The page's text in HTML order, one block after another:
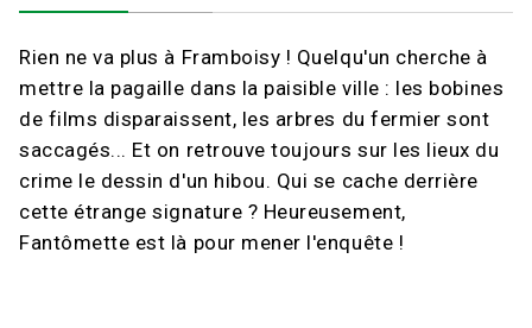
Rien ne va plus à Framboisy ! Quelqu'un cherche à
mettre la pagaille dans la paisible ville : les bobines
de films disparaissent, les arbres du fermier sont
saccagés... Et on retrouve toujours sur les lieux du
crime le dessin d'un hibou. Qui se cache derrière
cette étrange signature ? Heureusement,
Fantômette est là pour mener l'enquête !